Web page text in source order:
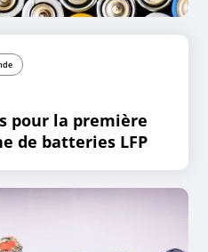
pour la première
de batteries LFP